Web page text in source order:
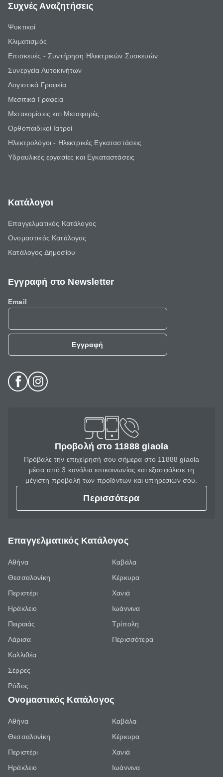
Συχνές Αναζητήσεις
Ψυκτικοί
Κλιματισμός
Επισκευές - Συντήρηση Ηλεκτρικών Συσκευών
Συνεργεία Αυτοκινήτων
Λογιστικά Γραφεία
Μεσιτικά Γραφεία
Μετακομίσεις και Μεταφορές
Ορθοπαιδικοί Ιατροί
Ηλεκτρολόγοι - Ηλεκτρικές Εγκαταστάσεις
Υδραυλικές εργασίες και Εγκαταστάσεις
Κατάλογοι
Επαγγελματικός Κατάλογος
Ονομαστικός Κατάλογος
Κατάλογος Δημοσίου
Εγγραφή στο Newsletter
Email
Εγγραφή
Προβολή στο 11888 giaola
Πρόβαλε την επιχείρησή σου σήμερα στο 11888 giaola
μέσα από 3 κανάλια επικοινωνίας και εξασφάλισε τη
μέγιστη προβολή των προϊόντων και υπηρεσιών σου.
Περισσότερα
Επαγγελματικός Κατάλογος
Αθήνα
Θεσσαλονίκη
Περιστέρι
Ηράκλειο
Πειραιάς
Λάρισα
Καλλιθέα
Σέρρες
Ρόδος
Καβάλα
Κέρκυρα
Χανιά
Ιωάννινα
Τρίπολη
Περισσότερα
Ονομαστικός Κατάλογος
Αθήνα
Θεσσαλονίκη
Περιστέρι
Ηράκλειο
Καβάλα
Κέρκυρα
Χανιά
Ιωάννινα